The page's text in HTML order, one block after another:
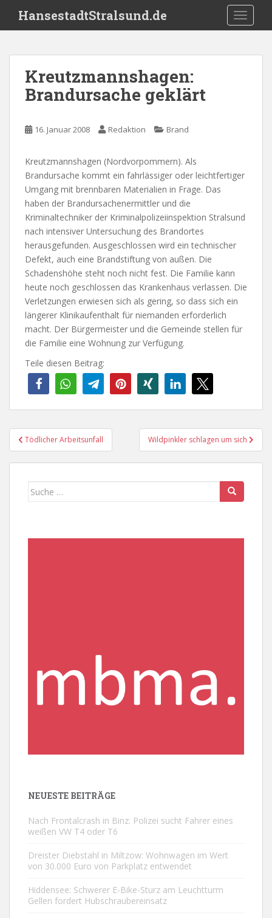
i
HansestadtStralsund.de
Kreutzmannshagen:
Brandursache geklärt
16. Januar 2008 Redaktion Brand
Kreutzmannshagen (Nordvorpommern). Als
Brandursache kommt ein fahrlässiger oder leichtfertiger
Umgang mit brennbaren Materialien in Frage. Das
haben der Brandursachenermittler und die
Kriminaltechniker der Kriminalpolizeiinspektion Stralsund
nach intensiver Untersuchung des Brandortes
herausgefunden. Ausgeschlossen wird ein technischer
Defekt, auch eine Brandstiftung von außen. Die
Schadenshöhe steht noch nicht fest. Die Familie kann
heute noch geschlossen das Krankenhaus verlassen. Die
Verletzungen erwiesen sich als gering, so dass sich ein
längerer Klinikaufenthalt für niemanden erforderlich
macht. Der Bürgermeister und die Gemeinde stellen für
die Familie eine Wohnung zur Verfügung.
Teile diesen Beitrag:
Beitragsnavigation
Tödlicher Arbeitsunfall Wildpinkler schlagen um sich
Suche
NEUESTE BEITRÄGE
Nach Frontalcrash in Binz: Polizei sucht Fahrer eines
weißen VW T4 oder T6
Dreister Diebstahl in Miltzow: Wohnwagen im Wert
von 30.000 Euro von Parkplatz entwendet
Hiddensee: Schwerer E-Bike-Sturz am Leuchtturm
Gellen fordert Hubschraubereinsatz